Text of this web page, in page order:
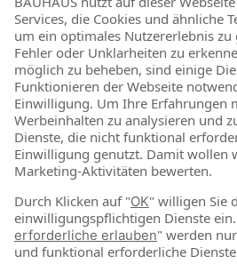
1 2
Zum Kontaktformular
BAUHAUS als Arbeitgeber
Für Schüler & Schulabgänger
Für Studierende & Absolventen